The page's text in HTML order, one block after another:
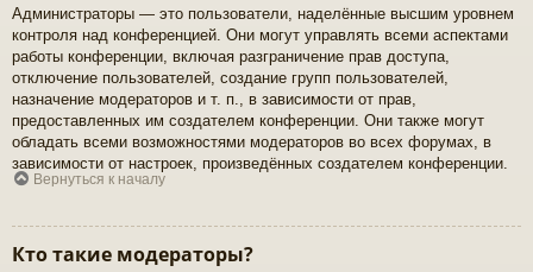
Администраторы — это пользователи, наделённые высшим уровнем
контроля над конференцией. Они могут управлять всеми аспектами
работы конференции, включая разграничение прав доступа,
отключение пользователей, создание групп пользователей,
назначение модераторов и т. п., в зависимости от прав,
предоставленных им создателем конференции. Они также могут
обладать всеми возможностями модераторов во всех форумах, в
зависимости от настроек, произведённых создателем конференции.
Вернуться к началу
Кто такие модераторы?